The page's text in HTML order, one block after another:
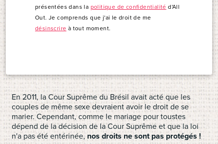
présentées dans la politique de confidentialité d'All
Out. Je comprends que j'ai le droit de me
désinscrire à tout moment.
En 2011, la Cour Suprême du Brésil avait acté que les
couples de même sexe devraient avoir le droit de se
marier. Cependant, comme le mariage pour toustes
dépend de la décision de la Cour Suprême et que la loi
n'a pas été entérinée, nos droits ne sont pas protégés !